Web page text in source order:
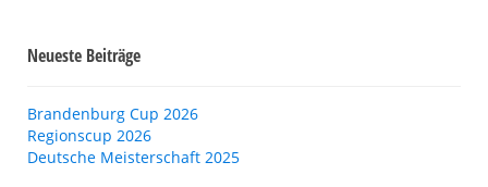
Neueste Beiträge
Brandenburg Cup 2026
Regionscup 2026
Deutsche Meisterschaft 2025